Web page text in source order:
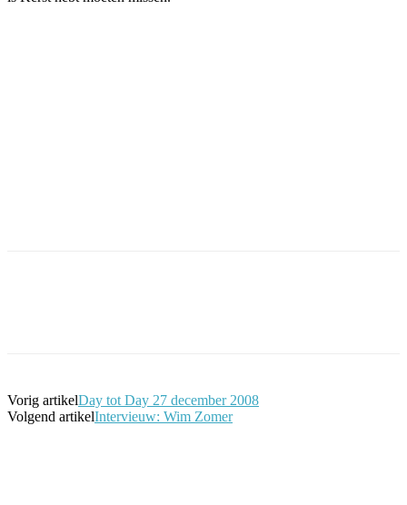
Vorig artikelDay tot Day 27 december 2008
Volgend artikelIntervieuw: Wim Zomer